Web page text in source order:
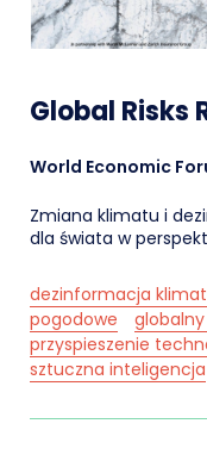
Global Risks
World Economic
Zmiana klimatu i
dla świata w
dezinformacja
pogodowe
globalny
przyspieszenie
sztuczna inteligencja